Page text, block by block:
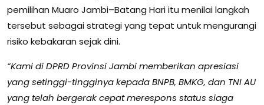
pemilihan Muaro Jambi–Batang Hari itu menilai langkah
tersebut sebagai strategi yang tepat untuk mengurangi
risiko kebakaran sejak dini.
“Kami di DPRD Provinsi Jambi memberikan apresiasi
yang setinggi-tingginya kepada BNPB, BMKG, dan TNI AU
yang telah bergerak cepat merespons status siaga